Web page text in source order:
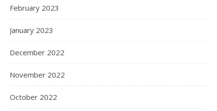
February 2023
January 2023
December 2022
November 2022
October 2022